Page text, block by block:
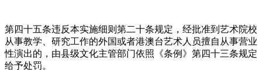
第四十五条违反本实施细则第二十条规定，经批准到艺术院校
从事教学、研究工作的外国或者港澳台艺术人员擅自从事营业
性演出的，由县级文化主管部门依照《条例》第四十三条规定
给予处罚。